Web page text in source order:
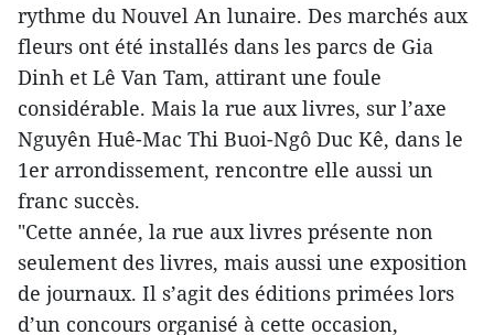
rythme du Nouvel An lunaire. Des marchés aux
fleurs ont été installés dans les parcs de Gia
Dinh et Lê Van Tam, attirant une foule
considérable. Mais la rue aux livres, sur l’axe
Nguyên Huê-Mac Thi Buoi-Ngô Duc Kê, dans le
1er arrondissement, rencontre elle aussi un
franc succès.
"Cette année, la rue aux livres présente non
seulement des livres, mais aussi une exposition
de journaux. Il s’agit des éditions primées lors
d’un concours organisé à cette occasion,